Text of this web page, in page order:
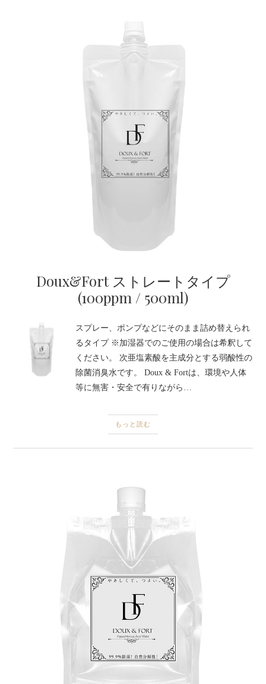
Doux&Fort ストレートタイプ
(100ppm / 500ml)
スプレー、ポンプなどにそのまま詰め替えられ
るタイプ ※加湿器でのご使用の場合は希釈して
ください。 次亜塩素酸を主成分とする弱酸性の
除菌消臭水です。 Doux & Fortは、環境や人体
等に無害・安全で有りながら…
もっと読む